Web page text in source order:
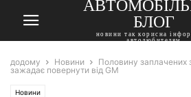
БЛОГ
новини так корисна
автолюбителям
додому Новини
Половину заплачених
зажадає повернути від GM
Новини